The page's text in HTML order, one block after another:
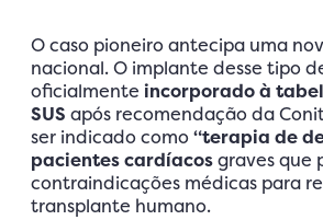
O caso pioneiro antecipa uma
nacional. O implante desse tipo
oficialmente incorporado à
SUS após recomendação da
ser indicado como“terapia de
pacientes cardíacosgraves que
contraindicações médicas para
transplante humano.